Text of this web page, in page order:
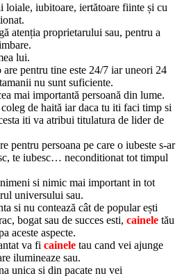
loiale, iubitoare, iertătoare fiinte și cu
atenția proprietarului sau, pentru a
lui.
are pentru tine este 24/7 iar uneori 24
nu sunt suficiente.
mai importantă persoană din lume.
de haită iar daca tu iti faci timp si
iti va atribui titulatura de lider de
pentru persoana pe care o iubeste s-ar
te iubesc… neconditionat tot timpul
si nimic mai important in tot
universului sau.
si nu contează cât de popular ești
bogat sau de succes esti, cainele tău
aceste aspecte.
va fi cainele tau cand vei ajunge
ilumineaze sau.
unica si din pacate nu vei